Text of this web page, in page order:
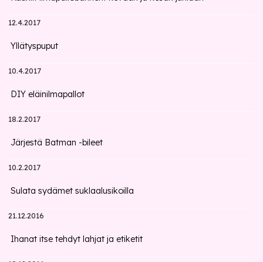
12.4.2017
Yllätyspuput
10.4.2017
DIY eläinilmapallot
18.2.2017
Järjestä Batman -bileet
10.2.2017
Sulata sydämet suklaalusikoilla
21.12.2016
Ihanat itse tehdyt lahjat ja etiketit